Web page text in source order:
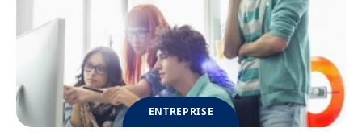
ENTREPRISE